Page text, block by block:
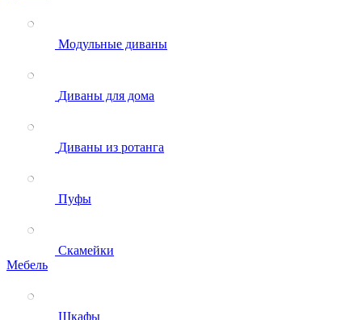
Модульные диваны
Диваны для дома
Диваны из ротанга
Пуфы
Скамейки
Мебель
Шкафы